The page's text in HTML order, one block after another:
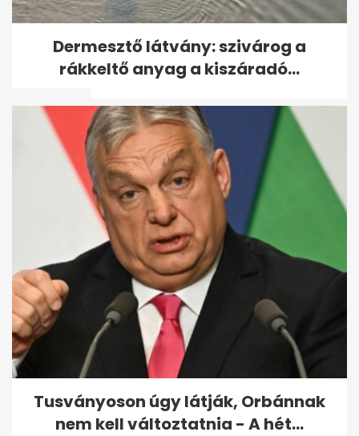
Vitézy: 65 ezres jegyeladás
Balázs DJ-szettjére, mint
Puskás...
Udonis Haslem részesedést
vett az Ipswich Townban,
Premier...
Dermesztő látvány: szivárog a
rákkeltő anyag a kiszáradó...
Tusványoson úgy látják, Orbánnak
nem kell változtatnia - A hét...